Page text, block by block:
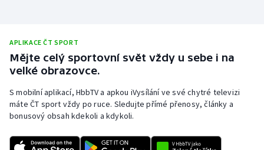
Short track
Sportovní střelba
APLIKACE ČT SPORT
Mějte celý sportovní svět vždy u sebe i na
velké obrazovce.
S mobilní aplikací, HbbTV a apkou iVysílání ve své chytré televizi
máte ČT sport vždy po ruce. Sledujte přímé přenosy, články a
bonusový obsah kdekoli a kdykoli.